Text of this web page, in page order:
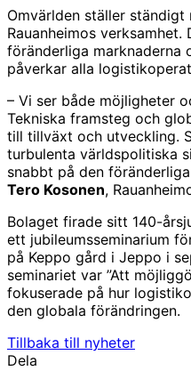
Omvärlden ställer ständigt
Rauanheimos
föränderliga marknaderna
påverkar alla
– Vi ser både möjligheter
Tekniska framsteg och
till tillväxt och utveckling.
turbulenta världspolitiska
snabbt på den
Tero Kosonen,
Bolaget firade sitt 140-
ett jubileumsseminarium
på Keppo gård i Jeppo i
seminariet var ”Att
fokuserade på hur
den globala förändringen.
Tillbaka till nyheter
Dela